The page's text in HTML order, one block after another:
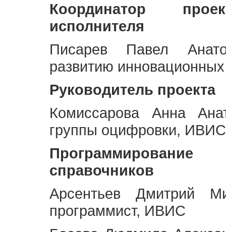
Координатор
исполнителя
Писарев Павел
развитию
Руководитель проекта
Комиссарова Анна
группы оцифровки, ИВИС
Программирование
справочников
Арсентьев Дмитрий
программист, ИВИС